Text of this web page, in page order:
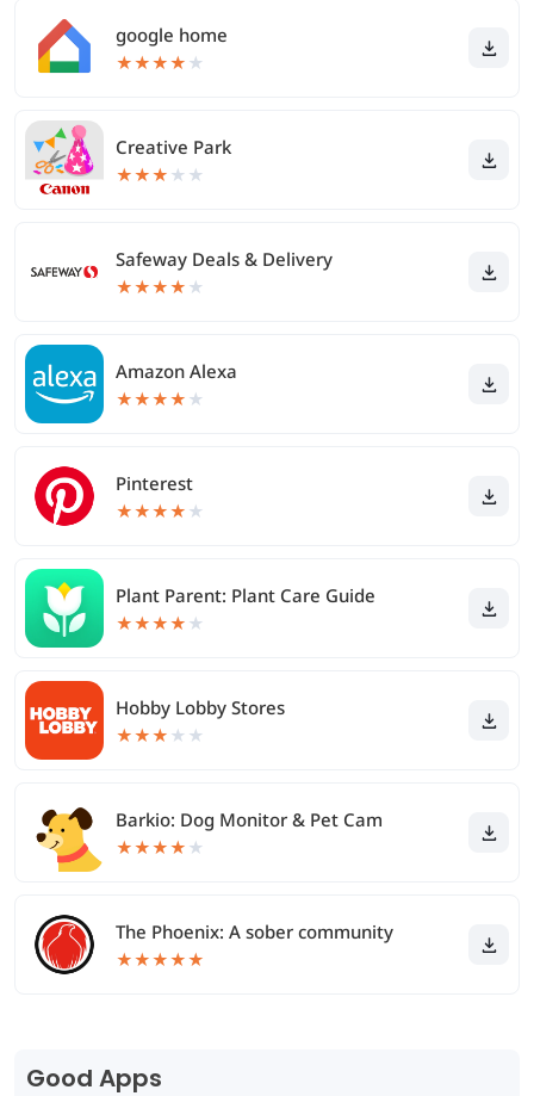
google home
★★★★ ★
Creative Park
★★★ ★ ★
Safeway Deals & Delivery
★★★★ ★
Amazon Alexa
★★★★ ★
Pinterest
★★★★ ★
Plant Parent: Plant Care Guide
★★★★ ★
Hobby Lobby Stores
★★★ ★ ★
Barkio: Dog Monitor & Pet Cam
★★★★ ★
The Phoenix: A sober community
★★★★★
Good Apps